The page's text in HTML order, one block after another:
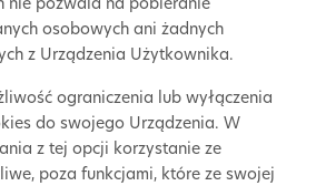
osobowych ani żadnych
z Urządzenia Użytkownika.
ograniczenia lub wyłączenia
do swojego Urządzenia. W
z tej opcji korzystanie ze
poza funkcjami, które ze swojej